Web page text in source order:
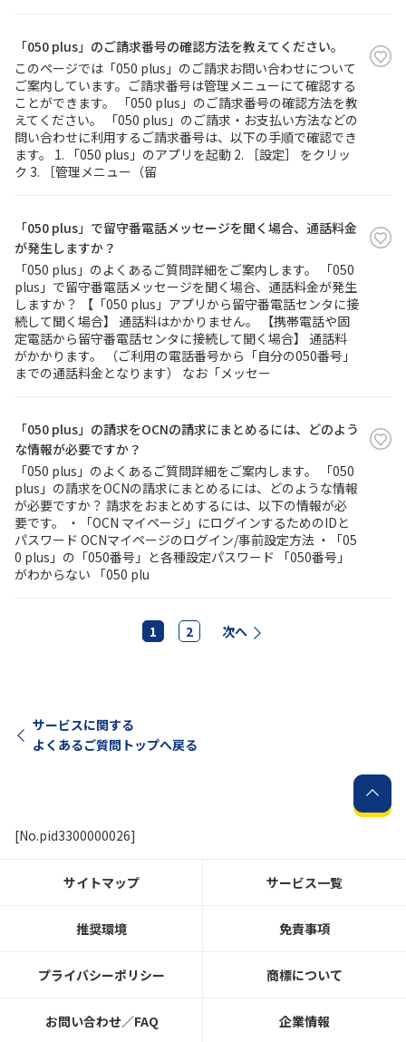
「050 plus」のご請求番号の確認方法を教えてください。
このページでは「050 plus」のご請求お問い合わせについて
ご案内しています。ご請求番号は管理メニューにて確認する
ことができます。 「050 plus」のご請求番号の確認方法を教
えてください。 「050 plus」のご請求・お支払い方法などの
問い合わせに利用するご請求番号は、以下の手順で確認でき
ます。 1. 「050 plus」のアプリを起動 2. ［設定］ をクリッ
ク 3. ［管理メニュー（留
「050 plus」で留守番電話メッセージを聞く場合、通話料金
が発生しますか？
「050 plus」のよくあるご質問詳細をご案内します。 「050
plus」で留守番電話メッセージを聞く場合、通話料金が発生
しますか？ 【「050 plus」アプリから留守番電話センタに接
続して聞く場合】 通話料はかかりません。 【携帯電話や固
定電話から留守番電話センタに接続して聞く場合】 通話料
がかかります。 （ご利用の電話番号から「自分の050番号」
までの通話料金となります） なお「メッセー
「050 plus」の請求をOCNの請求にまとめるには、どのよう
な情報が必要ですか？
「050 plus」のよくあるご質問詳細をご案内します。 「050
plus」の請求をOCNの請求にまとめるには、どのような情報
が必要ですか？ 請求をおまとめするには、以下の情報が必
要です。 ・「OCN マイページ」にログインするためのIDと
パスワード OCNマイページのログイン/事前設定方法 ・「05
0 plus」の「050番号」と各種設定パスワード 「050番号」
がわからない 「050 plu
1 2 次へ
サービスに関する
よくあるご質問トップへ戻る
[No.pid3300000026]
サイトマップ サービス一覧
推奨環境 免責事項
プライバシーポリシー 商標について
お問い合わせ／FAQ 企業情報